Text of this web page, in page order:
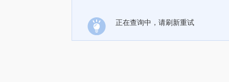
正在查询中，请刷新重试